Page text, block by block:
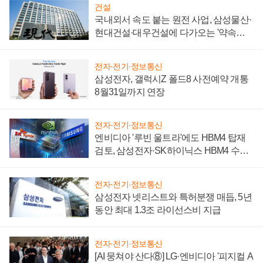
건설
국내외서 속도 붙는 원전 사업, 삼성물산·
현대건설·대우건설에 다가오는 '약속의
전자·전기·정보통신
삼성전자, 갤럭시Z 폴드8 사전예약 개통
8월31일까지 연장
전자·전기·정보통신
엔비디아 '루빈 울트라'에도 HBM4 탑재
검토, 삼성전자·SK하이닉스 HBM4 수율
전자·전기·정보통신
삼성전자 넷리스트와 특허분쟁 매듭, 5년
동안 최대 1.3조 라이선스비 지급
전자·전기·정보통신
[AI 뭉쳐야 산다⑧] LG·엔비디아 '피지컬 A